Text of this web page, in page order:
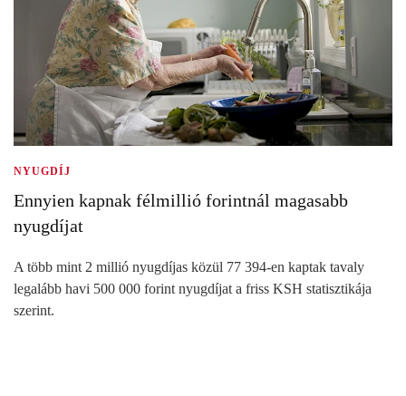
NYUGDÍJ
Ennyien kapnak félmillió forintnál magasabb
nyugdíjat
A több mint 2 millió nyugdíjas közül 77 394-en kaptak tavaly
legalább havi 500 000 forint nyugdíjat a friss KSH statisztikája
szerint.